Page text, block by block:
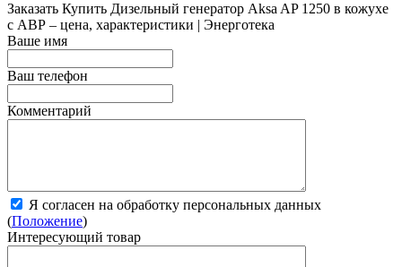
Заказать Купить Дизельный генератор Aksa AP 1250 в кожухе
с АВР – цена, характеристики | Энерготека
Ваше имя
Ваш телефон
Комментарий
Я согласен на обработку персональных данных
(Положение)
Интересующий товар